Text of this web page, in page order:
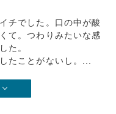
チでした。口の中が酸
て。つわりみたいな感
た。
たことがないし。...